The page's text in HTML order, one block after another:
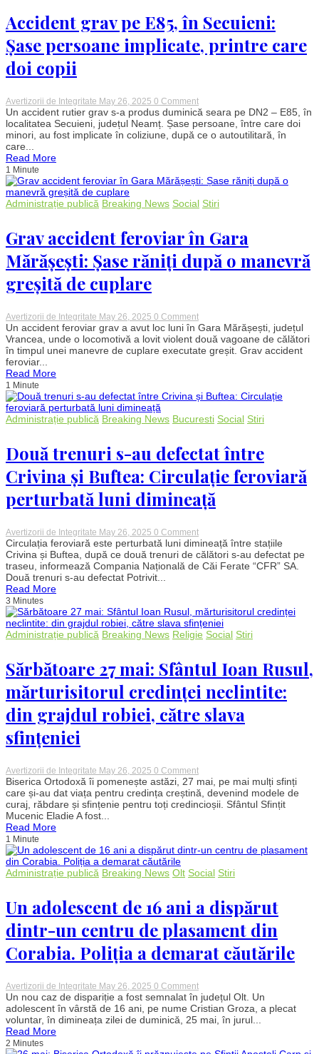
României.
Ceremonii
oficiale
la
Parlament
Accident grav pe E85, în Secuieni:
Șase persoane implicate, printre care
doi copii
Avertizorii de Integritate May 26, 2025 0 Commenton
Accident
grav
E85,
persoane
printre
care
copii
Un accident rutier grav s-a produs duminică seara pe DN2 – E85, în
localitatea Secuieni, județul Neamț. Șase persoane, între care doi
minori, au fost implicate în coliziune, după ce o autoutilitară, în
care...
Read More
1 Minute
Administrație publică Breaking News Social Stiri
Grav accident feroviar în Gara
Mărășești: Șase răniți după o manevră
greșită de cuplare
Avertizorii de Integritate May 26, 2025 0 Commenton
Grav
accident
feroviar
în
răniți
o
manevră
de
cuplare
Un accident feroviar grav a avut loc luni în Gara Mărășești, județul
Vrancea, unde o locomotivă a lovit violent două vagoane de călători
în timpul unei manevre de cuplare executate greșit. Grav accident
feroviar...
Read More
1 Minute
Administrație publică Breaking News Bucuresti Social Stiri
Două trenuri s-au defectat între
Crivina și Buftea: Circulație feroviară
perturbată luni dimineață
Avertizorii de Integritate May 26, 2025 0 Commenton
Două
trenuri
s-
au
și
Buftea:
Circulație
feroviară
luni
dimineață
Circulația feroviară este perturbată luni dimineață între stațiile
Crivina și Buftea, după ce două trenuri de călători s-au defectat pe
traseu, informează Compania Națională de Căi Ferate “CFR” SA.
Două trenuri s-au defectat Potrivit...
Read More
3 Minutes
Administrație publică Breaking News Religie Social Stiri
Sărbătoare 27 mai: Sfântul Ioan Rusul,
mărturisitorul credinței neclintite:
din grajdul robiei, către slava
sfințeniei
Avertizorii de Integritate May 26, 2025 0 Commenton
Sărbătoare
27
mai:
Sfântul
credinței
din
grajdul
către
slava
sfințeniei
Biserica Ortodoxă îi pomenește astăzi, 27 mai, pe mai mulți sfinți
care și-au dat viața pentru credința creștină, devenind modele de
curaj, răbdare și sfințenie pentru toți credincioșii. Sfântul Sfințit
Mucenic Eladie A fost...
Read More
1 Minute
Administrație publică Breaking News Olt Social Stiri
Un adolescent de 16 ani a dispărut
dintr-un centru de plasament din
Corabia. Poliția a demarat căutările
Avertizorii de Integritate May 26, 2025 0 Commenton
Un
adolescent
16
Un nou caz de dispariție a fost semnalat în județul Olt. Un
adolescent în vârstă de 16 ani, pe nume Cristian Groza, a plecat
voluntar, în dimineața zilei de duminică, 25 mai, în jurul...
Read More
2 Minutes